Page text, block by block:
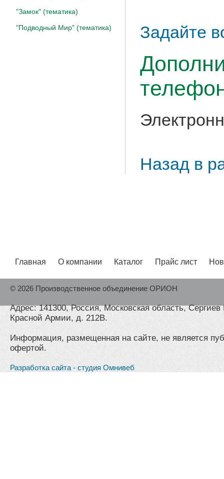
"Замок" (тематика)
"Подводный Мир" (тематика)
Задайте
Назад в
Главная О компании Каталог Прайс лист
© 2026 Производственное объединение ОРИОН
Адрес: 141300, Россия, Московская область,
Красной Армии, д. 212В.
Информация, размещенная на сайте, не является
офертой.
Разработка сайта - студия Омнивеб